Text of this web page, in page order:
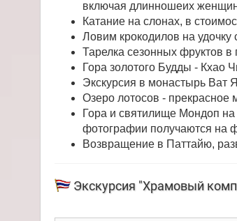
включая длинношеих
Катание на слонах, в
Ловим крокодилов на удочку
Тарелка сезонных фруктов в
Гора золотого Будды -
Экскурсия в монастырь Ват
Озеро лотосов - прекрасное
Гора и святилище Мондоп
фотографии получаются на
Возвращение в Паттайю,
Экскурсия "Храмовый